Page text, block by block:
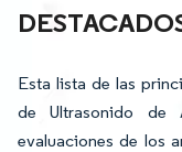
Esta lista de las
de Ultrasonido de
evaluaciones de los